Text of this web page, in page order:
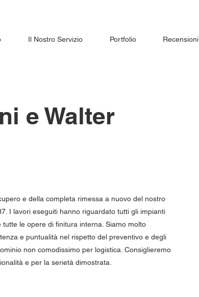
Il Nostro Servizio Portfolio Recensioni
e Walter
e della completa rimessa a nuovo del nostro
I lavori eseguiti hanno riguardato tutti gli impianti
le opere di finitura interna. Siamo molto
e puntualità nel rispetto del preventivo e degli
non comodissimo per logistica. Consiglieremo
e per la serietà dimostrata.